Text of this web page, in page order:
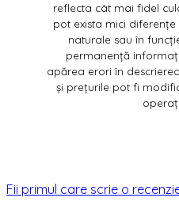
reflecta cât mai fidel
pot exista mici
naturale sau în
permanență
apărea erori în
și prețurile pot fi
Fii primul care scrie o